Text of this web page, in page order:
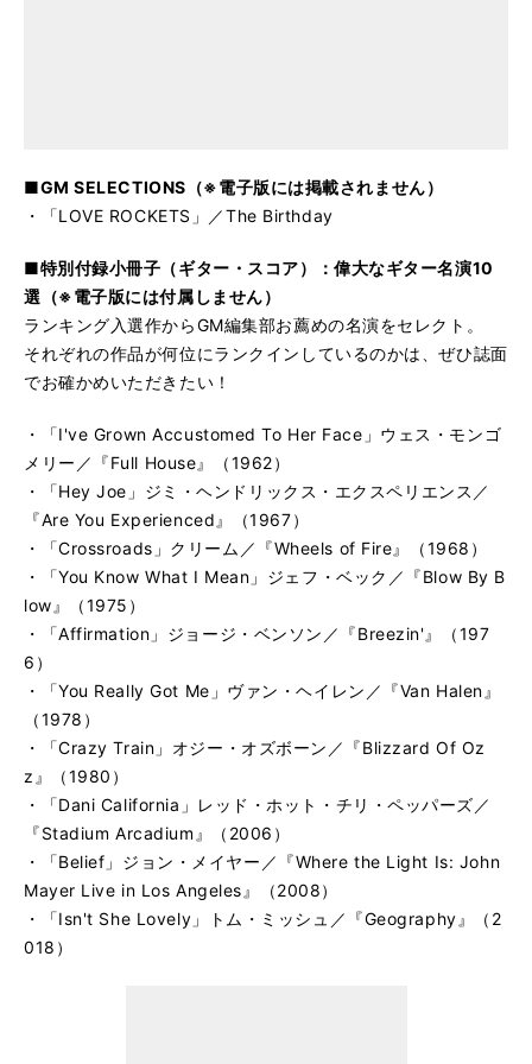
■GM SELECTIONS（※電子版には掲載されません）
・「LOVE ROCKETS」／The Birthday
■特別付録小冊子（ギター・スコア）：偉大なギター名演10
選（※電子版には付属しません）
ランキング入選作からGM編集部お薦めの名演をセレクト。
それぞれの作品が何位にランクインしているのかは、ぜひ誌面
でお確かめいただきたい！
・「I've Grown Accustomed To Her Face」ウェス・モンゴ
メリー／『Full House』（1962）
・「Hey Joe」ジミ・ヘンドリックス・エクスペリエンス／
『Are You Experienced』（1967）
・「Crossroads」クリーム／『Wheels of Fire』（1968）
・「You Know What I Mean」ジェフ・ベック／『Blow By B
low』（1975）
・「Affirmation」ジョージ・ベンソン／『Breezin'』（197
6）
・「You Really Got Me」ヴァン・ヘイレン／『Van Halen』
（1978）
・「Crazy Train」オジー・オズボーン／『Blizzard Of Oz
z』（1980）
・「Dani California」レッド・ホット・チリ・ペッパーズ／
『Stadium Arcadium』（2006）
・「Belief」ジョン・メイヤー／『Where the Light Is: John
Mayer Live in Los Angeles』（2008）
・「Isn't She Lovely」トム・ミッシュ／『Geography』（2
018）